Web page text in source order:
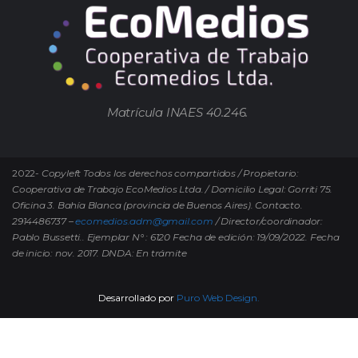
Matrícula INAES 40.246.
2022- Copyleft Todos los derechos compartidos / Propietario:
Cooperativa de Trabajo EcoMedios Ltda. / Domicilio Legal: Gorriti 75.
Oficina 3. Bahía Blanca (provincia de Buenos Aires). Contacto.
2914486737 –ecomedios.adm@gmail.com / Director/coordinador:
Pablo Bussetti.. Ejemplar N° : 6120 Fecha de edición: 19/09/2022. Fecha
de inicio: nov. 2017. DNDA: En trámite
Desarrollado por Puro Web Design.